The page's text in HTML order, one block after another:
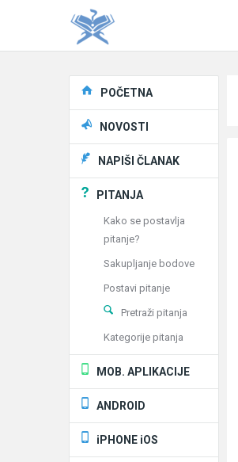
Explore
POČETNA
NOVOSTI
NAPIŠI ČLANAK
PITANJA
Kako se postavlja
pitanje?
Sakupljanje bodove
Postavi pitanje
Pretraži pitanja
Kategorije pitanja
MOB. APLIKACIJE
ANDROID
iPHONE iOS